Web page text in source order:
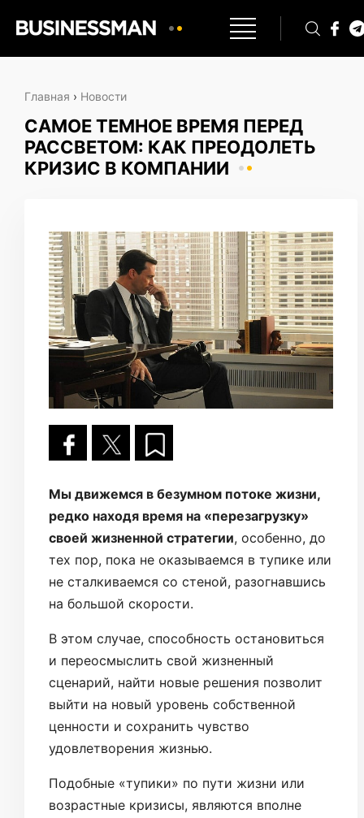
Главная › Новости
САМОЕ ТЕМНОЕ ВРЕМЯ ПЕРЕД
РАССВЕТОМ: КАК ПРЕОДОЛЕТЬ
КРИЗИС В КОМПАНИИ
Мы движемся в безумном потоке жизни,
редко находя время на «перезагрузку»
своей жизненной стратегии, особенно, до
тех пор, пока не оказываемся в тупике или
не сталкиваемся со стеной, разогнавшись
на большой скорости.
В этом случае, способность остановиться
и переосмыслить свой жизненный
сценарий, найти новые решения позволит
выйти на новый уровень собственной
ценности и сохранить чувство
удовлетворения жизнью.
Подобные «тупики» по пути жизни или
возрастные кризисы, являются вполне